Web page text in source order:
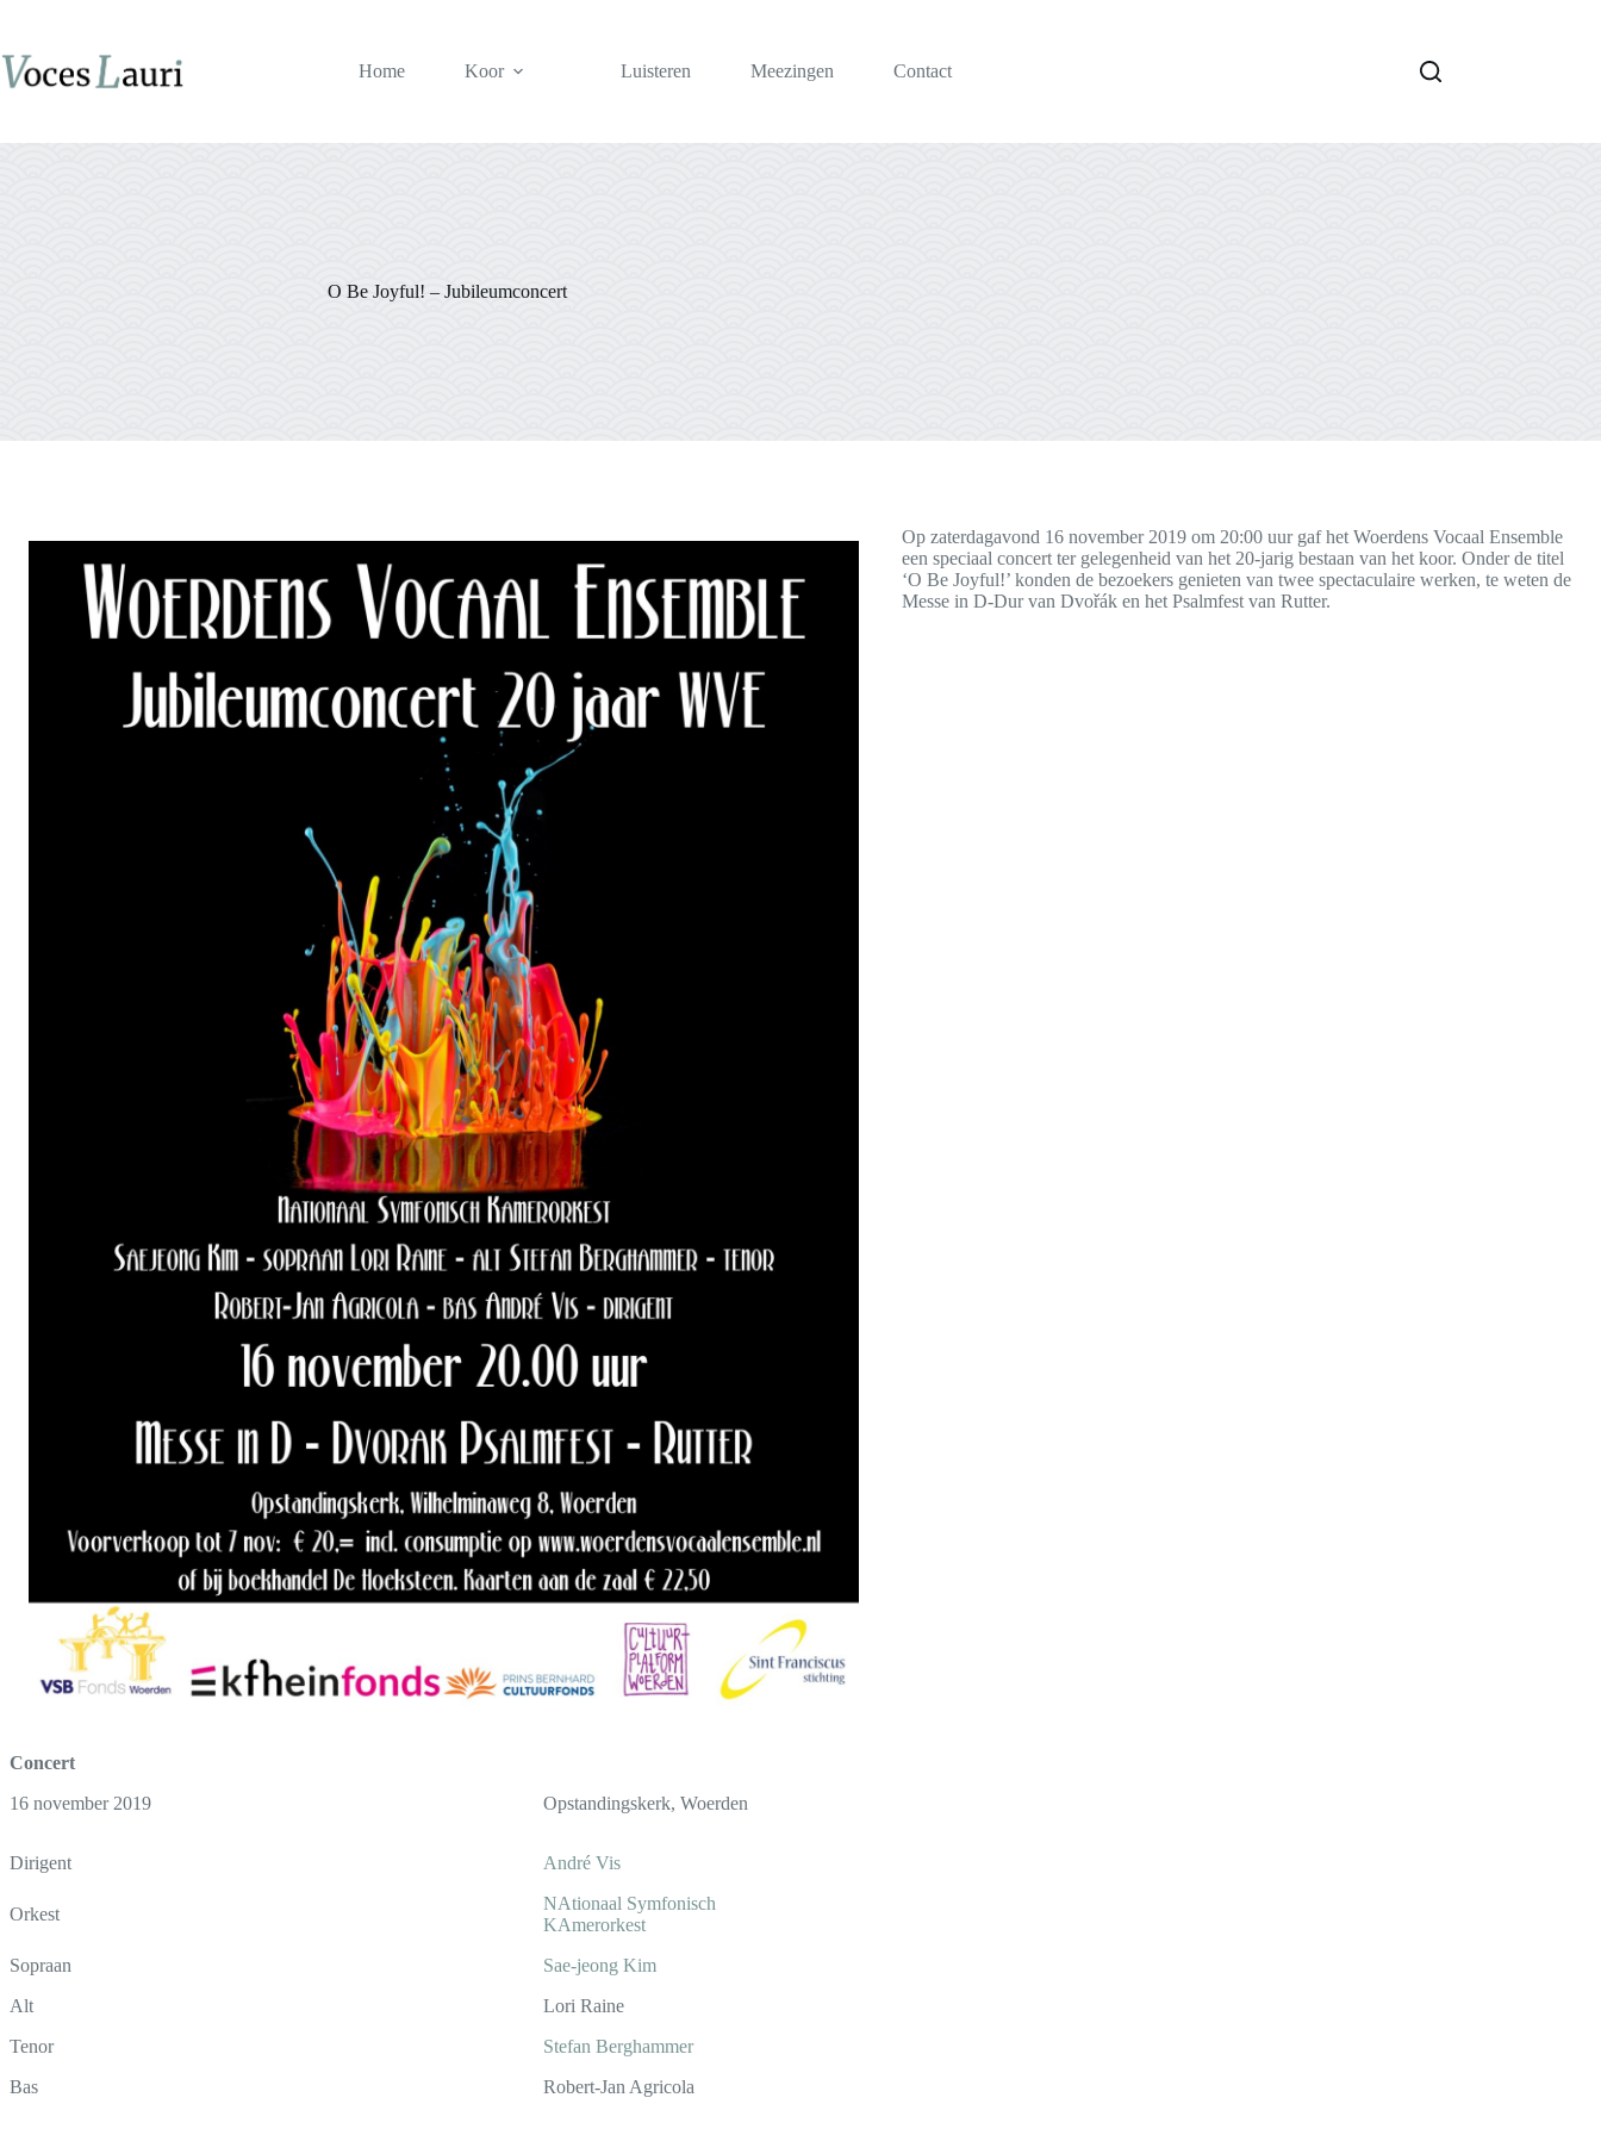
de
inhoud
Home Koor Luisteren Meezingen Contact
O Be Joyful! – Jubileumconcert
Op zaterdagavond 16 november 2019 om 20:00 uur gaf het Woerdens Vocaal Ensemble
een speciaal concert ter gelegenheid van het 20-jarig bestaan van het koor. Onder de titel
‘O Be Joyful!’ konden de bezoekers genieten van twee spectaculaire werken, te weten de
Messe in D-Dur van Dvořák en het Psalmfest van Rutter.
Concert
16 november 2019
Opstandingskerk, Woerden
Dirigent André Vis
Orkest
NAtionaal Symfonisch
KAmerorkest
Sopraan
Sae-jeong Kim
Alt
Lori Raine
Tenor
Stefan Berghammer
Bas
Robert-Jan Agricola